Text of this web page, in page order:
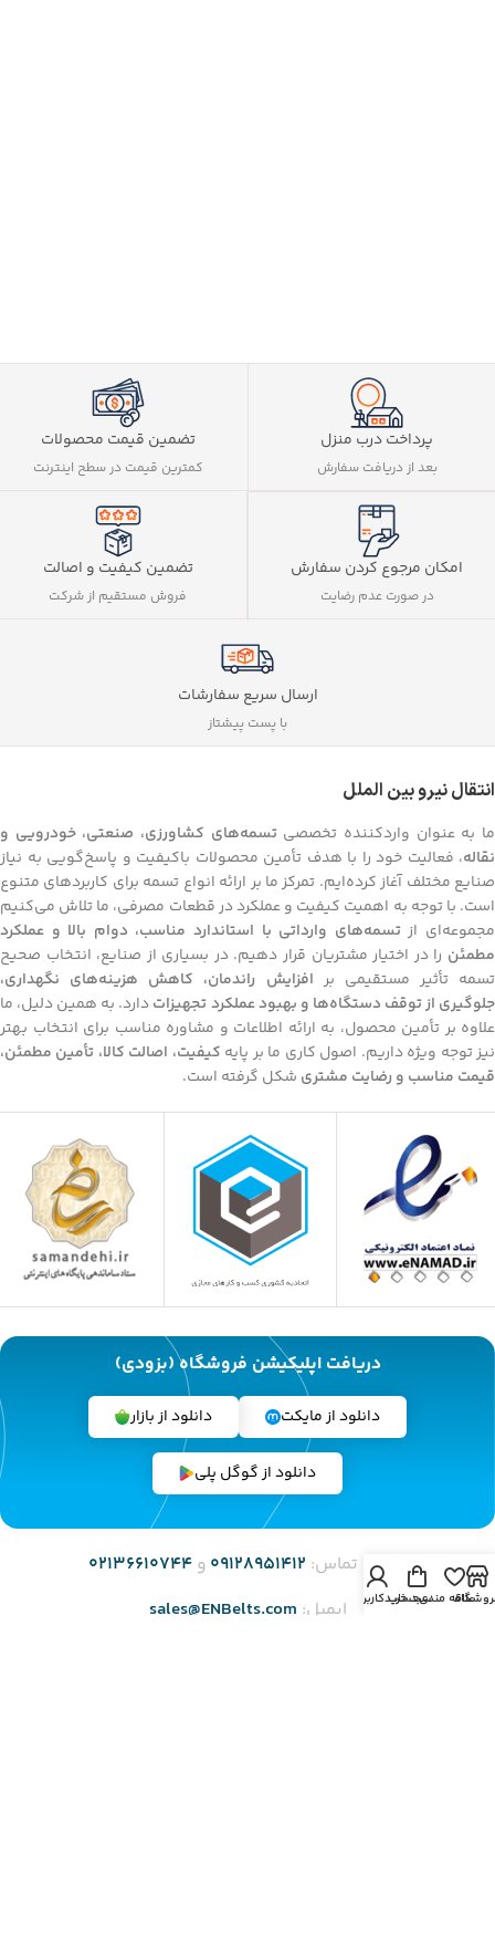
پرداخت درب منزل
بعد از دریافت سفارش
تضمین قیمت محصولات
کمترین قیمت در سطح اینترنت
امکان مرجوع کردن سفارش
در صورت عدم رضایت
تضمین کیفیت و اصالت
فروش مستقیم از شرکت
ارسال سریع سفارشات
با پست پیشتاز
انتقال نیرو بین الملل
ما به عنوان واردکننده تخصصیتسمه‌های کشاورزی، صنعتی، خودرویی و
نقاله، فعالیت خود را با هدف تأمین محصولات باکیفیت و پاسخ‌گویی به نیاز
صنایع مختلف آغاز کرده‌ایم. تمرکز ما بر ارائه انواع تسمه برای کاربردهای متنوع
است. با توجه به اهمیت کیفیت و عملکرد در قطعات مصرفی، ما تلاش می‌کنیم
مجموعه‌ای ازتسمه‌های وارداتی با استاندارد مناسب، دوام بالا و عملکرد
مطمئن را در اختیار مشتریان قرار دهیم. در بسیاری از صنایع، انتخاب صحیح
تسمه تأثیر مستقیمی بر افزایش راندمان، کاهش هزینه‌های نگهداری،
جلوگیری از توقف دستگاه‌ها و بهبود عملکرد تجهیزاتدارد. به همین دلیل، ما
علاوه بر تأمین محصول، به ارائه اطلاعات و مشاوره مناسب برای انتخاب بهتر
نیز توجه ویژه داریم. اصول کاری ما بر پایه کیفیت، اصالت کالا، تأمین مطمئن،
قیمت مناسب و رضایت مشتری شکل گرفته است.
دریافت اپلیکیشن فروشگاه (بزودی)
دانلود از مایکت دانلود از بازار
دانلود از گوگل پلی
شماره تماس: ۰۹۱۲8951412 و۰2136610744
ایمیل: sales@ENBelts.com
علاقه مندیسبد خرید
حساب کاربری من